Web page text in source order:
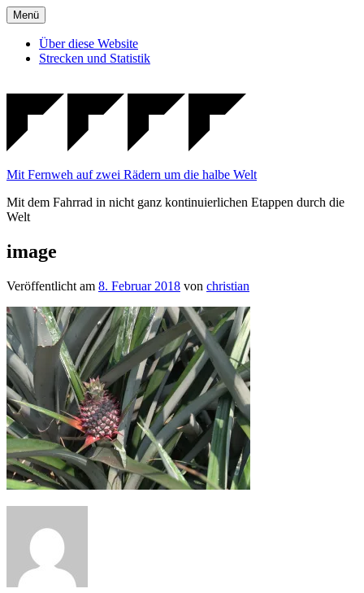
Zum
Inhalt
springen
Menü
Über diese Website
Strecken und Statistik
Mit Fernweh auf zwei Rädern um die halbe Welt
Mit dem Fahrrad in nicht ganz kontinuierlichen Etappen durch die
Welt
image
Veröffentlicht am 8. Februar 2018 von christian